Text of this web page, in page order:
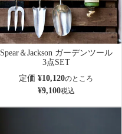
Spear＆Jackson ガーデンツール
3点SET
定価 ¥10,120のところ
¥9,100税込